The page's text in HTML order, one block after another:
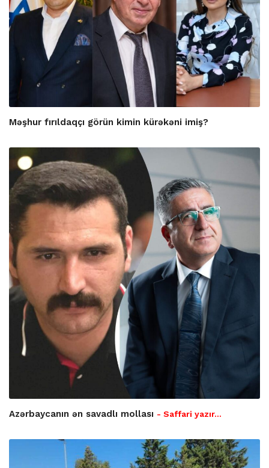
Məşhur fırıldaqçı görün kimin kürəkəni imiş?
Azərbaycanın ən savadlı mollası - Saffari yazır…